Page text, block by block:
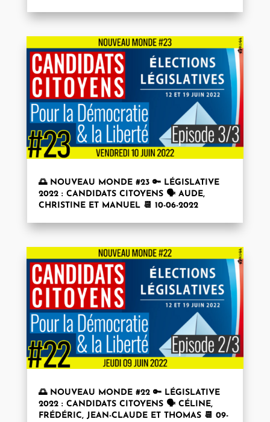
🌅 NOUVEAU MONDE #23 🔑 LÉGISLATIVE
2022 : CANDIDATS CITOYENS 🗣 AUDE,
CHRISTINE ET MANUEL 📆 10-06-2022
🌅 NOUVEAU MONDE #22 🔑 LÉGISLATIVE
2022 : CANDIDATS CITOYENS 🗣 CÉLINE,
FRÉDÉRIC, JEAN-CLAUDE ET THOMAS 📆 09-